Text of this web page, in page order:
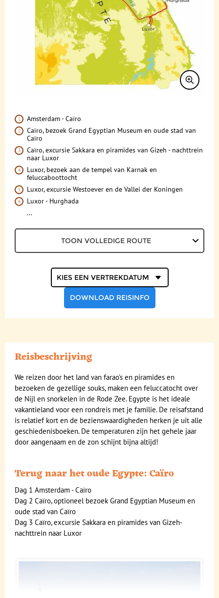
Bij de reis inbegrepen
Excursies
Reisdocumenten
Geldzaken
Hotelverlenging
Klimaat en geografie
Reisbegeleiding en gidsen
Amsterdam - Caïro
Caïro, bezoek Grand Egyptian Museum en oude stad van
Caïro
Caïro, excursie Sakkara en piramides van Gizeh - nachttrein
naar Luxor
Luxor, bezoek aan de tempel van Karnak en
feluccaboottocht
Luxor, excursie Westoever en de Vallei der Koningen
Luxor - Hurghada
...
TOON VOLLEDIGE ROUTE
vertrekdatum
DOWNLOAD REISINFO
Reisbeschrijving
We reizen door het land van farao's en piramides en
bezoeken de gezellige souks, maken een feluccatocht over
de Nijl en snorkelen in de Rode Zee. Egypte is het ideale
vakantieland voor een rondreis met je familie. De reisafstand
is relatief kort en de bezienswaardigheden herken je uit alle
geschiedenisboeken. De temperaturen zijn het gehele jaar
door aangenaam en de zon schijnt bijna altijd!
Terug naar het oude Egypte: Caïro
Dag 1 Amsterdam - Caïro
Dag 2 Caïro, optioneel bezoek Grand Egyptian Museum en
oude stad van Caïro
Dag 3 Caïro, excursie Sakkara en piramides van Gizeh-
nachttrein naar Luxor